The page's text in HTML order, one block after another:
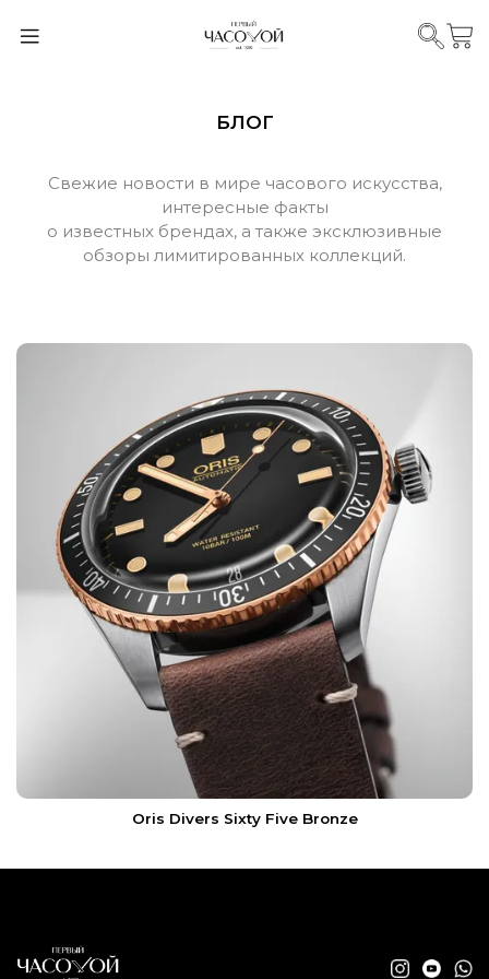
БЛОГ
Свежие новости в мире часового искусства,
интересные факты
о известных брендах, а также эксклюзивные
обзоры лимитированных коллекций.
Oris Divers Sixty Five Bronze